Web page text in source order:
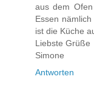
aus dem
Essen
ist die Küche
Liebste Grüße
Simone
Antworten